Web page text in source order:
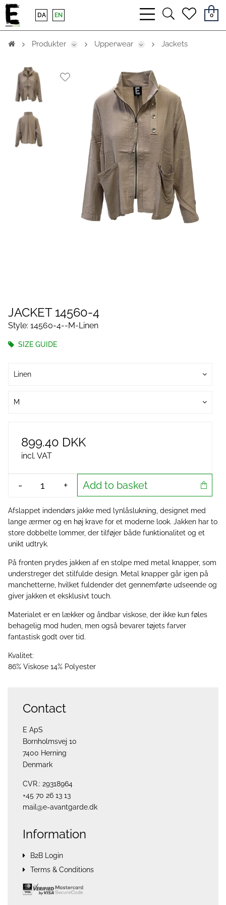
bars
light
searchheart
0
DA EN
Produkter Upperwear Jackets
JACKET 14560-4
Style: 14560-4--M-Linen
SIZE GUIDE
Linen
M
899.40 DKK
incl. VAT
- + Add to basket
Afslappet indendørs jakke med lynlåslukning, designet med
lange ærmer og en høj krave for et moderne look. Jakken har to
store dobbelte lommer, der tilføjer både funktionalitet og et
unikt udtryk.
På fronten prydes jakken af en stolpe med metal knapper, som
understreger det stilfulde design. Metal knapper går igen på
manchetterne, hvilket fuldender det gennemførte udseende og
giver jakken et eksklusivt touch.
Materialet er en lækker og åndbar viskose, der ikke kun føles
behagelig mod huden, men også bevarer tøjets farver
fantastisk godt over tid.
Kvalitet:
86% Viskose 14% Polyester
Contact
E ApS
Bornholmsvej 10
7400 Herning
Denmark
CVR.: 29318964
+45 70 26 13 13
mail@e-avantgarde.dk
Information
B2B Login
Terms & Conditions